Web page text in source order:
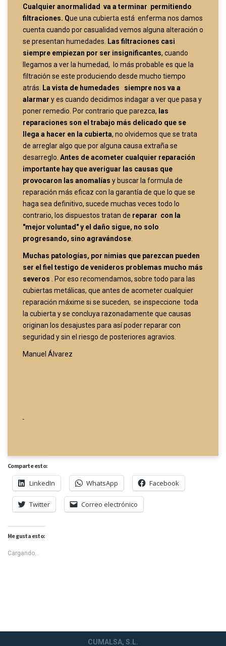
Cualquier anormalidad va a terminar permitiendo
filtraciones. Que una cubierta está enferma nos damos
cuenta cuando por casualidad vemos alguna alteración o
se presentan humedades.
Las filtraciones casi
siempre empiezan por ser insignificantes, cuando
llegamos a ver la humedad, lo más probable es que la
filtración se este produciendo desde mucho tiempo
atrás.
La vista de humedades siempre nos va a
alarmar y es cuando decidimos indagar a ver que pasa y
poner remedio. Por contrario que parezca, las
reparaciones son el trabajo más delicado que se
llega a hacer en la cubierta, no olvidemos que se trata
de arreglar algo que por alguna causa extraña se
desarreglo. Antes de acometer cualquier reparación
importante hay que averiguar las causas que
provocaron las anomalías y buscar la formula de
reparación más eficaz con la garantía de que lo que se
haga sea definitivo, sucede muchas veces todo lo
contrario, los dispuestos tratan de reparar con la
"mejor voluntad" y el daño sigue, no solo
progresando, sino agravándose
Muchas patologías, por nimias que parezcan pueden
ser el fiel testigo de venideros problemas mucho más
severos
. Por eso recomendamos, sobre todo para las
cubiertas metálicas, que antes de acometer cualquier
reparación máxime si se suceden, se inspeccione toda
la cubierta y se concluya razonadamente que causas
originan los desajustes para así poder reparar con
seguridad y sin el riesgo de posteriores agravios.
Manuel Álvarez
Comparte esto:
LinkedIn WhatsApp Facebook
Twitter Correo electrónico
Me gusta esto:
Cargando...
CUMALSA, S.L.